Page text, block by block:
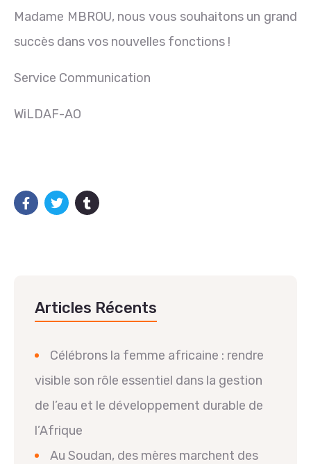
Madame MBROU, nous vous souhaitons un grand
succès dans vos nouvelles fonctions !
Service Communication
WiLDAF-AO
Articles Récents
Célébrons la femme africaine : rendre
visible son rôle essentiel dans la gestion
de l’eau et le développement durable de
l’Afrique
Au Soudan, des mères marchent des